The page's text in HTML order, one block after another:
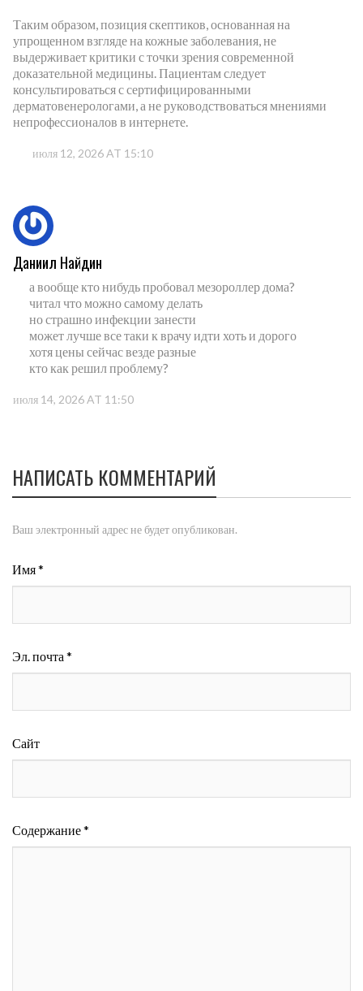
Таким образом, позиция скептиков, основанная на
упрощенном взгляде на кожные заболевания, не
выдерживает критики с точки зрения современной
доказательной медицины. Пациентам следует
консультироваться с сертифицированными
дерматовенерологами, а не руководствоваться мнениями
непрофессионалов в интернете.
июля 12, 2026 AT 15:10
Даниил Найдин
а вообще кто нибудь пробовал мезороллер дома?
читал что можно самому делать
но страшно инфекции занести
может лучше все таки к врачу идти хоть и дорого
хотя цены сейчас везде разные
кто как решил проблему?
июля 14, 2026 AT 11:50
НАПИСАТЬ КОММЕНТАРИЙ
Ваш электронный адрес не будет опубликован.
Имя *
Эл. почта *
Сайт
Содержание *